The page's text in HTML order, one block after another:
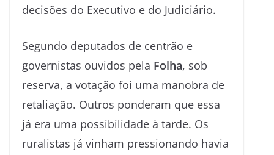
decisões do Executivo e do Judiciário.
Segundo deputados de centrão e
governistas ouvidos pela Folha, sob
reserva, a votação foi uma manobra de
retaliação. Outros ponderam que essa
já era uma possibilidade à tarde. Os
ruralistas já vinham pressionando havia